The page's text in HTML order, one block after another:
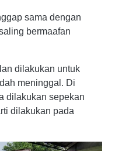
sama dengan
bermaafan
dilakukan untuk
meninggal. Di
dilakukan sepekan
dilakukan pada